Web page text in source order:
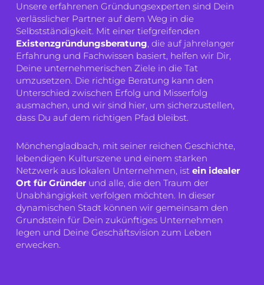
Unsere erfahrenen Gründungsexperten sind Dein
verlässlicher Partner auf dem Weg in die
Selbstständigkeit. Mit einer tiefgreifenden
Existenzgründungsberatung, die auf jahrelanger
Erfahrung und Fachwissen basiert, helfen wir Dir,
Deine unternehmerischen Ziele in die Tat
umzusetzen. Die richtige Beratung kann den
Unterschied zwischen Erfolg und Misserfolg
ausmachen, und wir sind hier, um sicherzustellen,
dass Du auf dem richtigen Pfad bleibst.
Mönchengladbach, mit seiner reichen Geschichte,
lebendigen Kulturszene und einem starken
Netzwerk aus lokalen Unternehmen, ist ein idealer
Ort für Gründer und alle, die den Traum der
Unabhängigkeit verfolgen möchten. In dieser
dynamischen Stadt können wir gemeinsam den
Grundstein für Dein zukünftiges Unternehmen
legen und Deine Geschäftsvision zum Leben
erwecken.